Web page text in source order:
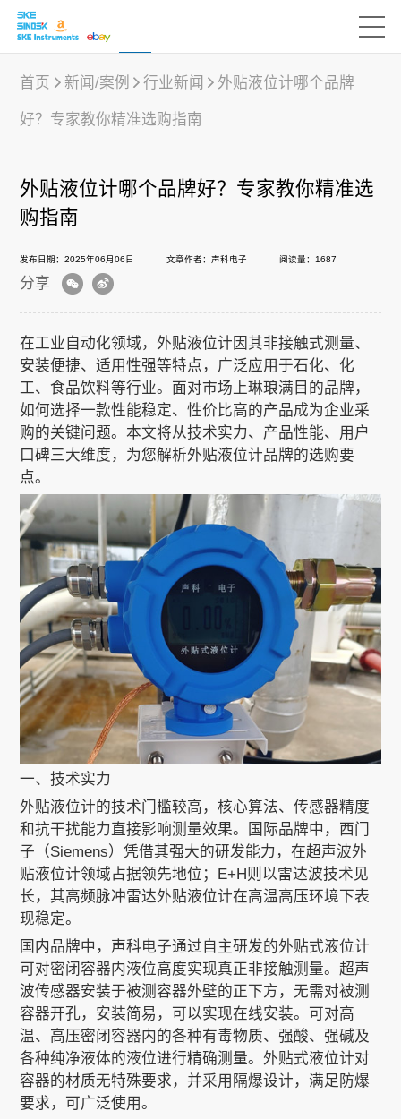
行业应用
下载中心
新闻/案例
声科之“芯”
关于我们
EN
首页 新闻/案例 行业新闻 外贴液位计哪个品牌
好？专家教你精准选购指南
外贴液位计哪个品牌好？专家教你精准选
购指南
发布日期：2025年06月06日 文章作者：声科电子 阅读量：1687
分享
在工业自动化领域，外贴液位计因其非接触式测量、
安装便捷、适用性强等特点，广泛应用于石化、化
工、食品饮料等行业。面对市场上琳琅满目的品牌，
如何选择一款性能稳定、性价比高的产品成为企业采
购的关键问题。本文将从技术实力、产品性能、用户
口碑三大维度，为您解析外贴液位计品牌的选购要
点。
一、技术实力
外贴液位计的技术门槛较高，核心算法、传感器精度
和抗干扰能力直接影响测量效果。国际品牌中，西门
子（Siemens）凭借其强大的研发能力，在超声波外
贴液位计领域占据领先地位；E+H则以雷达波技术见
长，其高频脉冲雷达外贴液位计在高温高压环境下表
现稳定。
国内品牌中， 声科电子通过自主研发的外贴式液位计
可对密闭容器内液位高度实现真正非接触测量。超声
波传感器安装于被测容器外壁的正下方，无需对被测
容器开孔，安装简易，可以实现在线安装。可对高
温、高压密闭容器内的各种有毒物质、强酸、强碱及
各种纯净液体的液位进行精确测量。外贴式液位计对
容器的材质无特殊要求，并采用隔爆设计，满足防爆
要求，可广泛使用。